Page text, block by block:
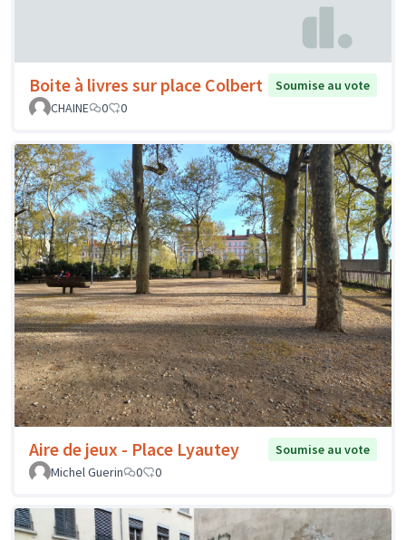
Boite à livres sur place Colbert
Soumise au vote
CHAINE
0 0
Aire de jeux - Place Lyautey
Soumise au vote
Michel Guerin
0 0